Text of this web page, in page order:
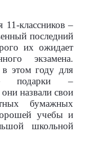
11-классников –
последний
их ожидает
экзамена.
в этом году для
подарки –
назвали свои
бумажных
учебы и
школьной